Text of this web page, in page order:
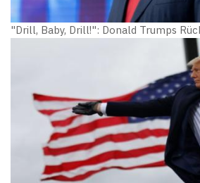
"Drill, Baby, Drill!": Donald Trumps